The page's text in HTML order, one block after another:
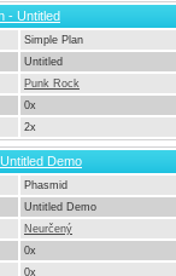
- Untitled
Simple Plan
Untitled
Punk Rock
0x
2x
Demo
Phasmid
Untitled Demo
Neurčený
0x
0x